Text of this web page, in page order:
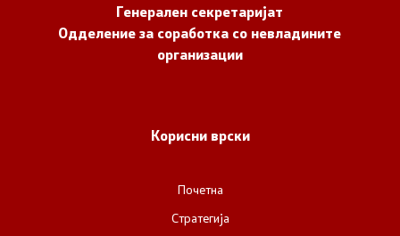
Документи
Генерален секретаријат
Одделение за соработка со невладините
организации
Корисни врски
Почетна
Стратегија